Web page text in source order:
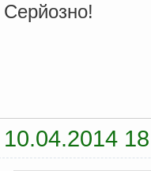
Серйозно!
10.04.2014